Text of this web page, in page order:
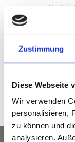
Zustimmung
Diese Webseite
Wir verwenden
personalisieren,
zu können und
analysieren.